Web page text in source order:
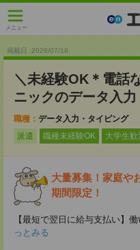
メニュー
掲載日 :2026/07/18
＼未経験OK＊電話
ニックのデータ入力
職種： データ入力・タイピング
派遣
職種未経験OK 大学生歓
大量募集！家庭や
期間限定！
【最短で翌日に給与支払い】
っとみる